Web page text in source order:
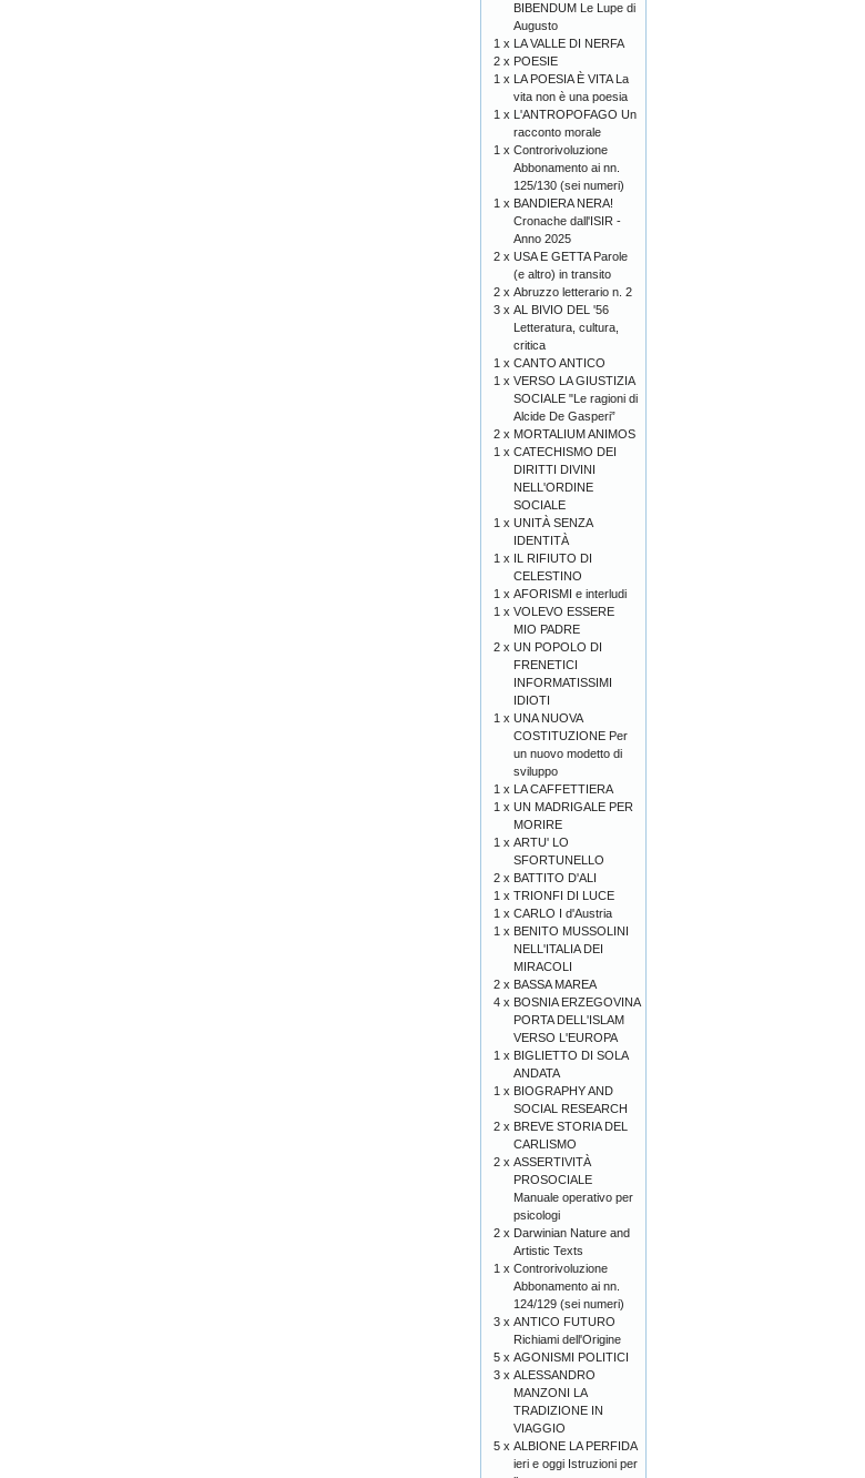
BIBENDUM Le Lupe di
Augusto
1 x LA VALLE DI NERFA
2 x POESIE
1 x LA POESIA È VITA La
vita non è una poesia
1 x L'ANTROPOFAGO Un
racconto morale
1 x Controrivoluzione
Abbonamento ai nn.
125/130 (sei numeri)
1 x BANDIERA NERA!
Cronache dall'ISIR -
Anno 2025
2 x USA E GETTA Parole
(e altro) in transito
2 x Abruzzo letterario n. 2
3 x AL BIVIO DEL '56
Letteratura, cultura,
critica
1 x CANTO ANTICO
1 x VERSO LA GIUSTIZIA
SOCIALE "Le ragioni di
Alcide De Gasperi”
2 x MORTALIUM ANIMOS
1 x CATECHISMO DEI
DIRITTI DIVINI
NELL'ORDINE
SOCIALE
1 x UNITÀ SENZA
IDENTITÀ
1 x IL RIFIUTO DI
CELESTINO
1 x AFORISMI e interludi
1 x VOLEVO ESSERE
MIO PADRE
2 x UN POPOLO DI
FRENETICI
INFORMATISSIMI
IDIOTI
1 x UNA NUOVA
COSTITUZIONE Per
un nuovo modetto di
sviluppo
1 x LA CAFFETTIERA
1 x UN MADRIGALE PER
MORIRE
1 x ARTU' LO
SFORTUNELLO
2 x BATTITO D'ALI
1 x TRIONFI DI LUCE
1 x CARLO I d'Austria
1 x BENITO MUSSOLINI
NELL'ITALIA DEI
MIRACOLI
2 x BASSA MAREA
4 x BOSNIA ERZEGOVINA
PORTA DELL'ISLAM
VERSO L'EUROPA
1 x BIGLIETTO DI SOLA
ANDATA
1 x BIOGRAPHY AND
SOCIAL RESEARCH
2 x BREVE STORIA DEL
CARLISMO
2 x ASSERTIVITÀ
PROSOCIALE
Manuale operativo per
psicologi
2 x Darwinian Nature and
Artistic Texts
1 x Controrivoluzione
Abbonamento ai nn.
124/129 (sei numeri)
3 x ANTICO FUTURO
Richiami dell'Origine
5 x AGONISMI POLITICI
3 x ALESSANDRO
MANZONI LA
TRADIZIONE IN
VIAGGIO
5 x ALBIONE LA PERFIDA
ieri e oggi Istruzioni per